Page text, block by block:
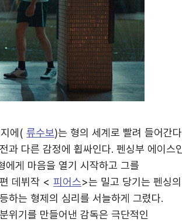
에( 류수보)는 형의 세계로 빨려 들어간
과 다른 감정에 휩싸인다. 펜싱부 에이스
에게 마음을 열기 시작하고 그를
데뷔작 < 피어스>는 밀고 당기는 펜싱의
하는 형제의 심리를 서늘하게 그렸다.
위기를 만들어낸 감독은 극단적인